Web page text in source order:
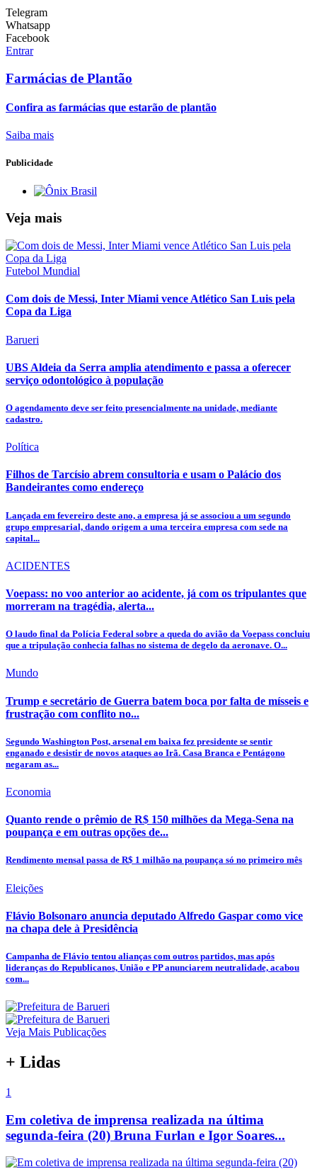
Telegram
Whatsapp
Facebook
Entrar
Farmácias de Plantão
Confira as farmácias que estarão de plantão
Saiba mais
Publicidade
Veja mais
Futebol Mundial
Com dois de Messi, Inter Miami vence Atlético San Luis pela
Copa da Liga
Barueri
UBS Aldeia da Serra amplia atendimento e passa a oferecer
serviço odontológico à população
O agendamento deve ser feito presencialmente na unidade, mediante
cadastro.
Política
Filhos de Tarcísio abrem consultoria e usam o Palácio dos
Bandeirantes como endereço
Lançada em fevereiro deste ano, a empresa já se associou a um segundo
grupo empresarial, dando origem a uma terceira empresa com sede na
capital...
ACIDENTES
Voepass: no voo anterior ao acidente, já com os tripulantes que
morreram na tragédia, alerta...
O laudo final da Polícia Federal sobre a queda do avião da Voepass concluiu
que a tripulação conhecia falhas no sistema de degelo da aeronave. O...
Mundo
Trump e secretário de Guerra batem boca por falta de mísseis e
frustração com conflito no...
Segundo Washington Post, arsenal em baixa fez presidente se sentir
enganado e desistir de novos ataques ao Irã. Casa Branca e Pentágono
negaram as...
Economia
Quanto rende o prêmio de R$ 150 milhões da Mega-Sena na
poupança e em outras opções de...
Rendimento mensal passa de R$ 1 milhão na poupança só no primeiro mês
Eleições
Flávio Bolsonaro anuncia deputado Alfredo Gaspar como vice
na chapa dele à Presidência
Campanha de Flávio tentou alianças com outros partidos, mas após
lideranças do Republicanos, União e PP anunciarem neutralidade, acabou
com...
Veja Mais Publicações
+ Lidas
1
Em coletiva de imprensa realizada na última
segunda-feira (20) Bruna Furlan e Igor Soares...